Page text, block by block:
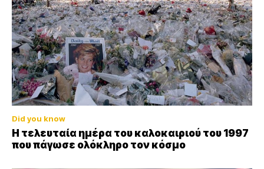
Did you know
Η τελευταία ημέρα του καλοκαιριού του 1997
που πάγωσε ολόκληρο τον κόσμο